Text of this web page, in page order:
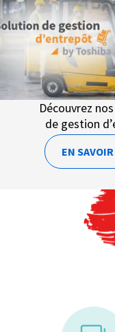
Découvrez
de gestion
EN